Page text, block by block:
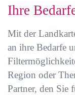
Ihre
Mit der
an ihre Bedarfe
Region oder
Partner, den Sie